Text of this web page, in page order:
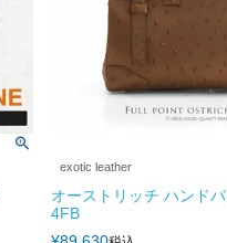
exotic leather
オーストリッチ ハンド
4FB